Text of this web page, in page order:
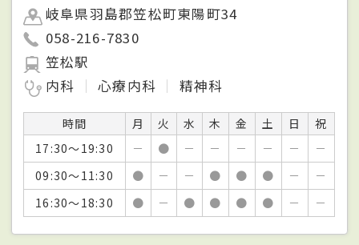
岐阜県羽島郡笠松町東陽町34
058-216-7830
笠松駅
内科
心療内科 精神科
時間 月 火 水 木 金 土 日
祝
17:30～19:30
－ ● － － － － －
－
09:30～11:30
● － － ● ● ● －
－
16:30～18:30
● － ● ● ● ● － －